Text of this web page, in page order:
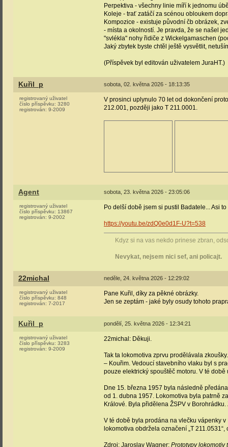
Perpektiva - všechny linie míří k jednomu
Koleje - trať zatáčí za scénou obloukem
Kompozice - existuje původní čb obrázek,
- místa a okolností. Je pravda, že se našel
"svlékla" nohy řidiče z Wickelgamaschen
Jaký zbytek byste chtěl ještě vysvětlit,
(Příspěvek byl editován uživatelem JuraHT.)
Kuřil_p sobota, 02. května 2026 - 18:13:35
registrovaný uživatel
číslo příspěvku: 3280
registrován: 9-2009
V prosinci uplynulo 70 let od dokončení
212.001, později jako T 211.0001.
Agent sobota, 23. května 2026 - 23:05:06
registrovaný uživatel
číslo příspěvku: 13867
registrován: 9-2002
Po delší době jsem si pustil Badatele... Asi
https://youtu.be/zdQ0e0d1F-U?t=538
Kdyz si na vas nekdo prinese zbran,
Nevykat, nejsem nici sef, ani policajt.
22michal neděle, 24. května 2026 - 12:29:02
registrovaný uživatel
číslo příspěvku: 848
registrován: 7-2017
Pane Kuřil, díky za pěkné obrázky.
Jen se zeptám - jaké byly osudy tohoto
Kuřil_p pondělí, 25. května 2026 - 12:34:21
registrovaný uživatel
číslo příspěvku: 3283
registrován: 9-2009
22michal: Děkuji.
Tak ta lokomotiva zprvu prodělávala
– Kouřim. Vedoucí stavebního vlaku byl s
pouze elektrický spouštěč motoru. V té
Dne 15. března 1957 byla následně
od 1. dubna 1957. Lokomotiva byla patrně
Králové. Byla přidělena ŽSPV v
V té době byla prodána na vlečku vápenky
lokomotiva obdržela označení „T
Zdroj: Jaroslav Wagner: Prototypy lokomotiv